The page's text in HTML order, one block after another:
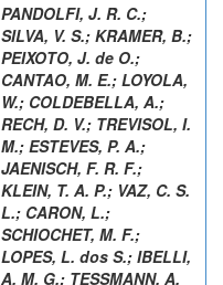
PANDOLFI, J. R. C.;
SILVA, V. S.; KRAMER, B.;
PEIXOTO, J. de O.;
CANTAO, M. E.; LOYOLA,
W.; COLDEBELLA, A.;
RECH, D. V.; TREVISOL, I.
M.; ESTEVES, P. A.;
JAENISCH, F. R. F.;
KLEIN, T. A. P.; VAZ, C. S.
L.; CARON, L.;
SCHIOCHET, M. F.;
LOPES, L. dos S.; IBELLI,
A. M. G.; TESSMANN, A.